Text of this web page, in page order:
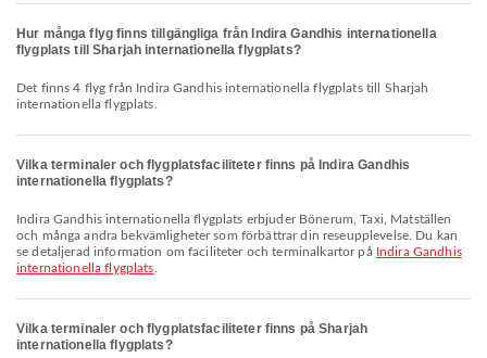
Hur många flyg finns tillgängliga från Indira Gandhis internationella
flygplats till Sharjah internationella flygplats?
Det finns 4 flyg från Indira Gandhis internationella flygplats till Sharjah
internationella flygplats.
Vilka terminaler och flygplatsfaciliteter finns på Indira Gandhis
internationella flygplats?
Indira Gandhis internationella flygplats erbjuder Bönerum, Taxi, Matställen
och många andra bekvämligheter som förbättrar din reseupplevelse. Du kan
se detaljerad information om faciliteter och terminalkartor på Indira Gandhis
internationella flygplats
Vilka terminaler och flygplatsfaciliteter finns på Sharjah
internationella flygplats?